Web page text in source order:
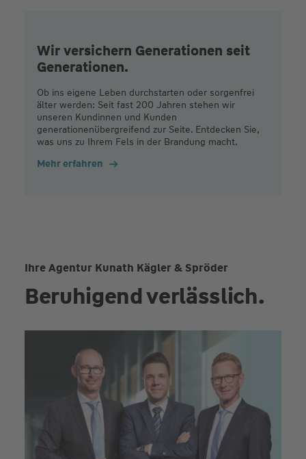
Wir versichern Generationen seit
Generationen.
Ob ins eigene Leben durchstarten oder sorgenfrei
älter werden: Seit fast 200 Jahren stehen wir
unseren Kundinnen und Kunden
generationenübergreifend zur Seite. Entdecken Sie,
was uns zu Ihrem Fels in der Brandung macht.
Mehr erfahren
Ihre Agentur Kunath Kägler & Spröder
Beruhigend verlässlich.